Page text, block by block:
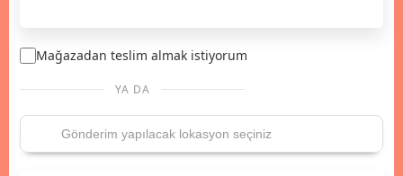
Mağazadan teslim almak istiyorum
YA DA